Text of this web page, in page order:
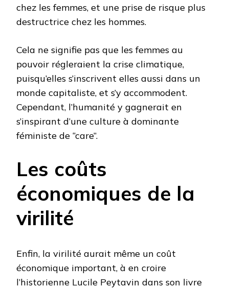
chez les femmes, et une prise de risque plus
destructrice chez les hommes.
Cela ne signifie pas que les femmes au
pouvoir régleraient la crise climatique,
puisqu’elles s’inscrivent elles aussi dans un
monde capitaliste, et s’y accommodent.
Cependant, l’humanité y gagnerait en
s’inspirant d’une culture à dominante
féministe de “care”.
Les coûts
économiques de la
virilité
Enfin, la virilité aurait même un coût
économique important, à en croire
l’historienne Lucile Peytavin dans son livre